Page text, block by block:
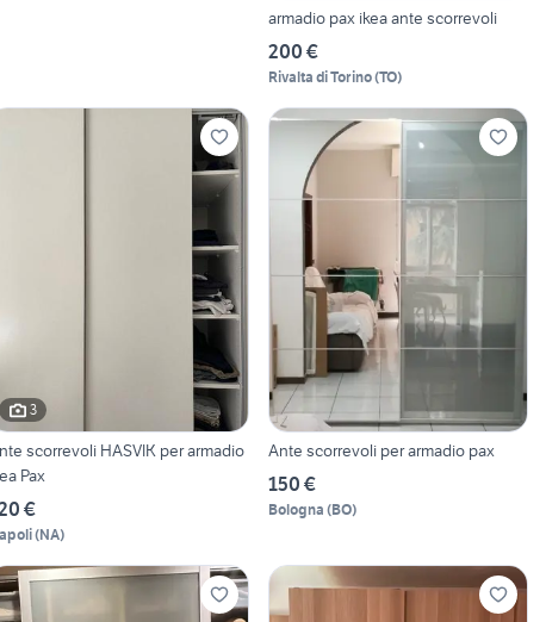
armadio pax ikea ante scorrevoli
200 €
Rivalta di Torino(TO)
3
scorrevoli HASVIK per armadio
Pax
€
(NA)
Ante scorrevoli per armadio pax
150 €
Bologna (BO)